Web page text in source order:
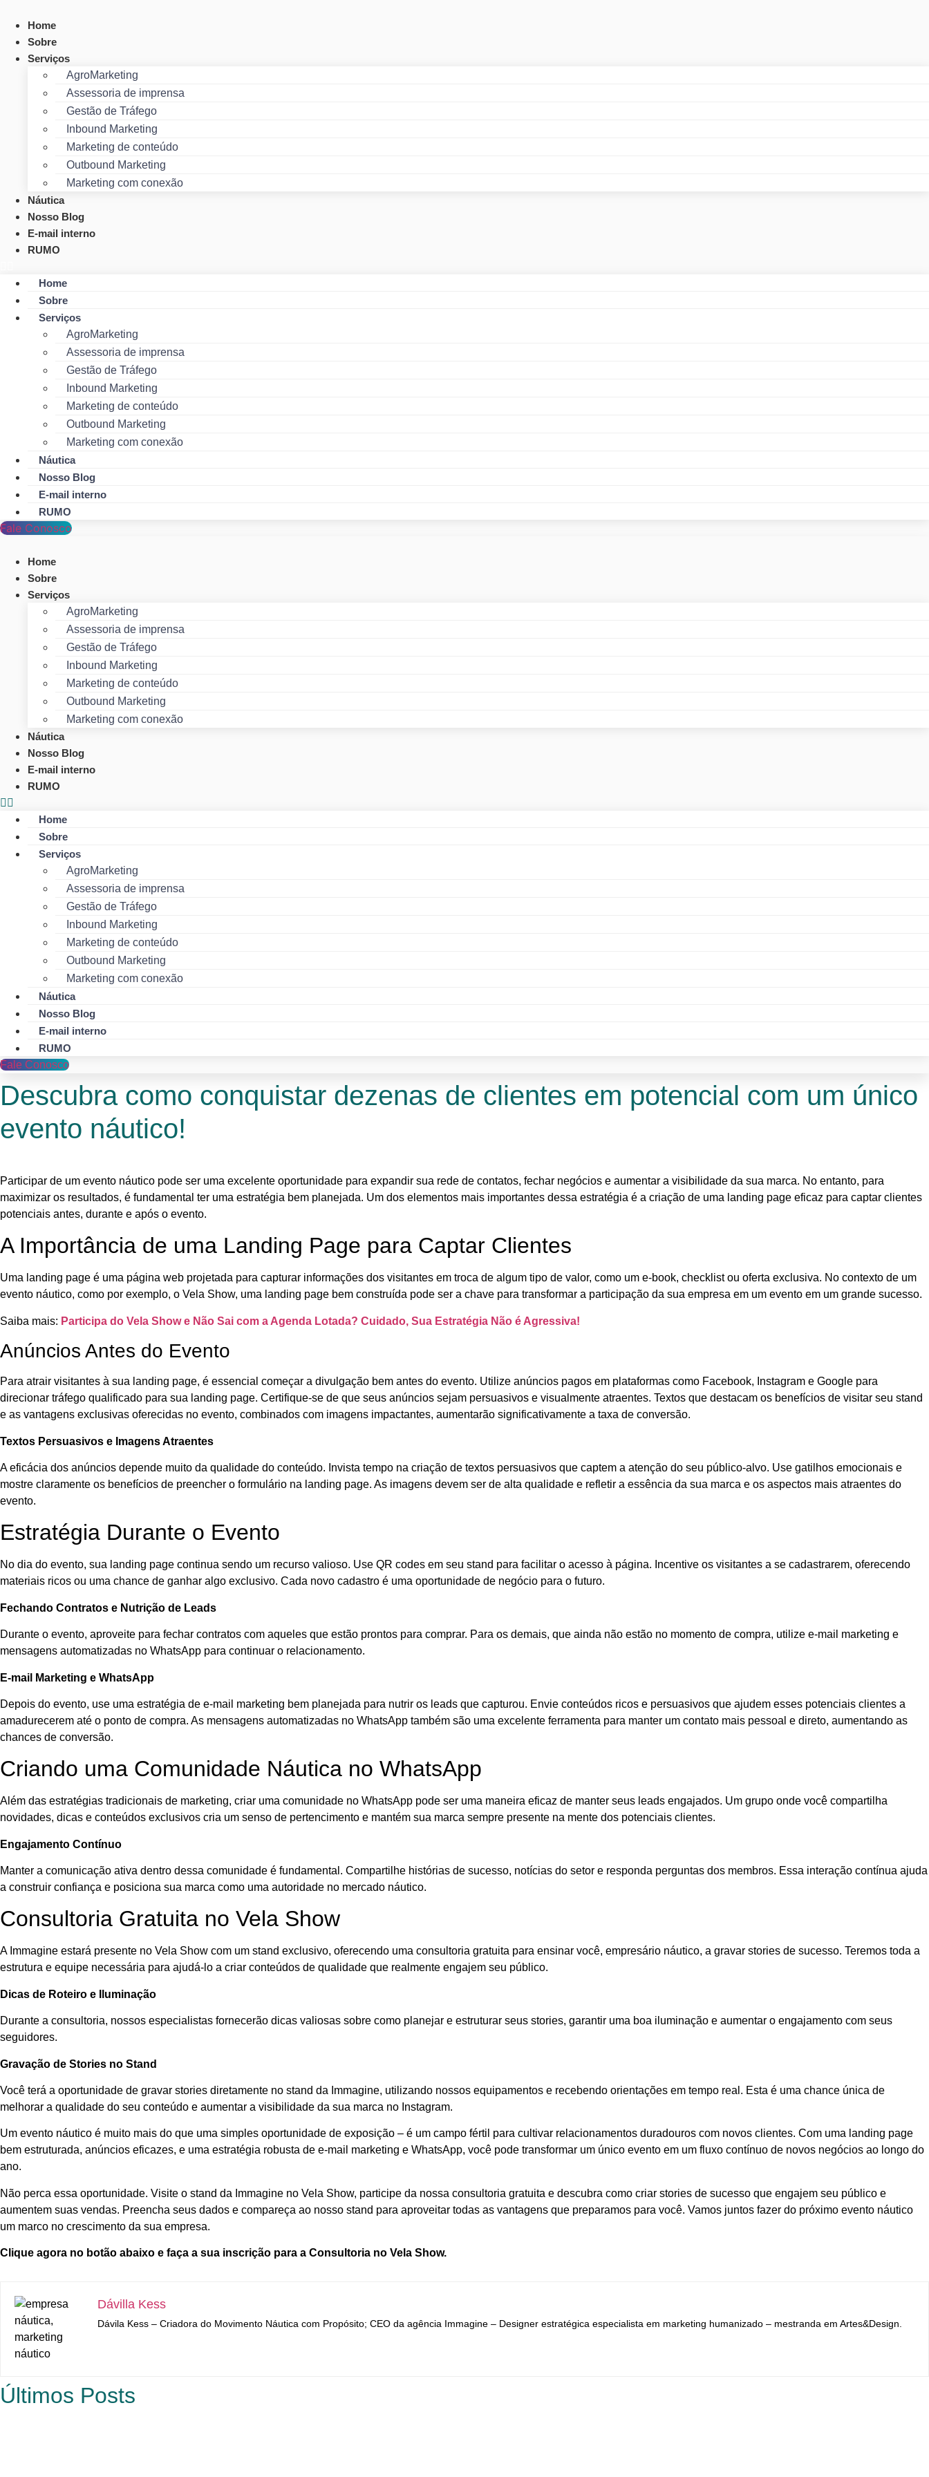
para
conteúdo
Home
Sobre
Serviços
AgroMarketing
Assessoria de imprensa
Gestão de Tráfego
Inbound Marketing
Marketing de conteúdo
Outbound Marketing
Marketing com conexão
Náutica
Nosso Blog
E-mail interno
RUMO
Home
Sobre
Serviços
AgroMarketing
Assessoria de imprensa
Gestão de Tráfego
Inbound Marketing
Marketing de conteúdo
Outbound Marketing
Marketing com conexão
Náutica
Nosso Blog
E-mail interno
RUMO
Fale Conosco
Home
Sobre
Serviços
AgroMarketing
Assessoria de imprensa
Gestão de Tráfego
Inbound Marketing
Marketing de conteúdo
Outbound Marketing
Marketing com conexão
Náutica
Nosso Blog
E-mail interno
RUMO
Home
Sobre
Serviços
AgroMarketing
Assessoria de imprensa
Gestão de Tráfego
Inbound Marketing
Marketing de conteúdo
Outbound Marketing
Marketing com conexão
Náutica
Nosso Blog
E-mail interno
RUMO
Fale Conosco
Descubra como conquistar dezenas de clientes em potencial com um único
evento náutico!
Participar de um evento náutico pode ser uma excelente oportunidade para expandir sua rede de contatos, fechar negócios e aumentar a visibilidade da sua marca. No entanto, para
maximizar os resultados, é fundamental ter uma estratégia bem planejada. Um dos elementos mais importantes dessa estratégia é a criação de uma landing page eficaz para captar clientes
potenciais antes, durante e após o evento.
A Importância de uma Landing Page para Captar Clientes
Uma landing page é uma página web projetada para capturar informações dos visitantes em troca de algum tipo de valor, como um e-book, checklist ou oferta exclusiva. No contexto de um
evento náutico, como por exemplo, o Vela Show, uma landing page bem construída pode ser a chave para transformar a participação da sua empresa em um evento em um grande sucesso.
Saiba mais: Participa do Vela Show e Não Sai com a Agenda Lotada? Cuidado, Sua Estratégia Não é Agressiva!
Anúncios Antes do Evento
Para atrair visitantes à sua landing page, é essencial começar a divulgação bem antes do evento. Utilize anúncios pagos em plataformas como Facebook, Instagram e Google para
direcionar tráfego qualificado para sua landing page. Certifique-se de que seus anúncios sejam persuasivos e visualmente atraentes. Textos que destacam os benefícios de visitar seu stand
e as vantagens exclusivas oferecidas no evento, combinados com imagens impactantes, aumentarão significativamente a taxa de conversão.
Textos Persuasivos e Imagens Atraentes
A eficácia dos anúncios depende muito da qualidade do conteúdo. Invista tempo na criação de textos persuasivos que captem a atenção do seu público-alvo. Use gatilhos emocionais e
mostre claramente os benefícios de preencher o formulário na landing page. As imagens devem ser de alta qualidade e refletir a essência da sua marca e os aspectos mais atraentes do
evento.
Estratégia Durante o Evento
No dia do evento, sua landing page continua sendo um recurso valioso. Use QR codes em seu stand para facilitar o acesso à página. Incentive os visitantes a se cadastrarem, oferecendo
materiais ricos ou uma chance de ganhar algo exclusivo. Cada novo cadastro é uma oportunidade de negócio para o futuro.
Fechando Contratos e Nutrição de Leads
Durante o evento, aproveite para fechar contratos com aqueles que estão prontos para comprar. Para os demais, que ainda não estão no momento de compra, utilize e-mail marketing e
mensagens automatizadas no WhatsApp para continuar o relacionamento.
E-mail Marketing e WhatsApp
Depois do evento, use uma estratégia de e-mail marketing bem planejada para nutrir os leads que capturou. Envie conteúdos ricos e persuasivos que ajudem esses potenciais clientes a
amadurecerem até o ponto de compra. As mensagens automatizadas no WhatsApp também são uma excelente ferramenta para manter um contato mais pessoal e direto, aumentando as
chances de conversão.
Criando uma Comunidade Náutica no WhatsApp
Além das estratégias tradicionais de marketing, criar uma comunidade no WhatsApp pode ser uma maneira eficaz de manter seus leads engajados. Um grupo onde você compartilha
novidades, dicas e conteúdos exclusivos cria um senso de pertencimento e mantém sua marca sempre presente na mente dos potenciais clientes.
Engajamento Contínuo
Manter a comunicação ativa dentro dessa comunidade é fundamental. Compartilhe histórias de sucesso, notícias do setor e responda perguntas dos membros. Essa interação contínua ajuda
a construir confiança e posiciona sua marca como uma autoridade no mercado náutico.
Consultoria Gratuita no Vela Show
A Immagine estará presente no Vela Show com um stand exclusivo, oferecendo uma consultoria gratuita para ensinar você, empresário náutico, a gravar stories de sucesso. Teremos toda a
estrutura e equipe necessária para ajudá-lo a criar conteúdos de qualidade que realmente engajem seu público.
Dicas de Roteiro e Iluminação
Durante a consultoria, nossos especialistas fornecerão dicas valiosas sobre como planejar e estruturar seus stories, garantir uma boa iluminação e aumentar o engajamento com seus
seguidores.
Gravação de Stories no Stand
Você terá a oportunidade de gravar stories diretamente no stand da Immagine, utilizando nossos equipamentos e recebendo orientações em tempo real. Esta é uma chance única de
melhorar a qualidade do seu conteúdo e aumentar a visibilidade da sua marca no Instagram.
Um evento náutico é muito mais do que uma simples oportunidade de exposição – é um campo fértil para cultivar relacionamentos duradouros com novos clientes. Com uma landing page
bem estruturada, anúncios eficazes, e uma estratégia robusta de e-mail marketing e WhatsApp, você pode transformar um único evento em um fluxo contínuo de novos negócios ao longo do
ano.
Não perca essa oportunidade. Visite o stand da Immagine no Vela Show, participe da nossa consultoria gratuita e descubra como criar stories de sucesso que engajem seu público e
aumentem suas vendas. Preencha seus dados e compareça ao nosso stand para aproveitar todas as vantagens que preparamos para você. Vamos juntos fazer do próximo evento náutico
um marco no crescimento da sua empresa.
Clique agora no botão abaixo e faça a sua inscrição para a Consultoria no Vela Show.
Dávilla Kess
Dávila Kess – Criadora do Movimento Náutica com Propósito; CEO da agência Immagine – Designer estratégica especialista em marketing humanizado – mestranda em Artes&Design.
Últimos Posts